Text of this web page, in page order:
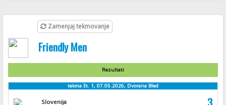
Zamenjaj tekmovanje
Friendly Men
Rezultati
tekma št. 1, 07.05.2026, Dvorana Bled
Slovenija